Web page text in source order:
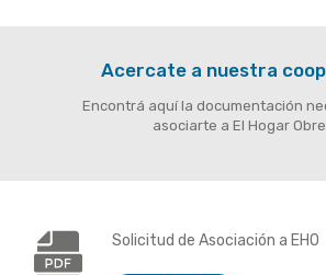
Acercate a nuestra
Encontrá aquí la documentación
asociarte a El Hogar
Solicitud de Asociación a EHO